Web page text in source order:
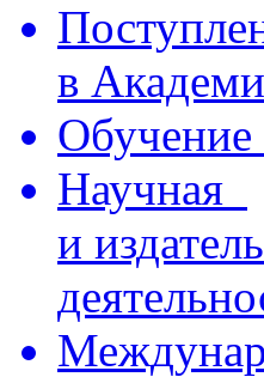
в
Обучение
Научная
и